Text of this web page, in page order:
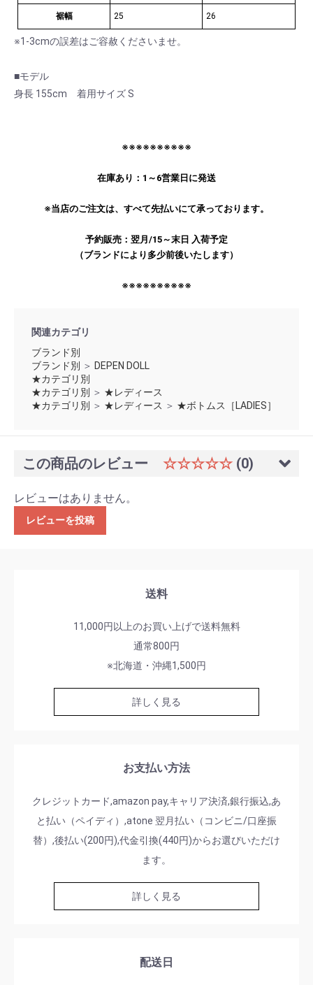
お買い物を続ける カートへ進む
裾幅 25 26
※1-3cmの誤差はご容赦くださいませ。
■モデル
身長 155cm 着用サイズ S
※※※※※※※※※※
在庫あり：1～6営業日に発送
※当店のご注文は、すべて先払いにて承っております。
予約販売：翌月/15～末日 入荷予定
（ブランドにより多少前後いたします）
※※※※※※※※※※
関連カテゴリ
ブランド別
ブランド別 ＞ DEPEN DOLL
★カテゴリ別
★カテゴリ別 ＞ ★レディース
★カテゴリ別 ＞ ★レディース ＞ ★ボトムス［LADIES］
この商品のレビュー ☆☆☆☆☆ (0)
レビューはありません。
レビューを投稿
送料
11,000円以上のお買い上げで送料無料
通常800円
※北海道・沖縄1,500円
詳しく見る
お支払い方法
クレジットカード,amazon pay,キャリア決済,銀行振込,あ
と払い（ペイディ）,atone 翌月払い（コンビニ/口座振
替）,後払い(200円),代金引換(440円)からお選びいただけ
ます。
詳しく見る
配送日